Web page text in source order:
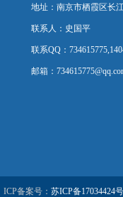
地址：南京市栖霞区长
联系人：史国平
联系QQ：
邮箱：
ICP备案号： 苏ICP备17034424